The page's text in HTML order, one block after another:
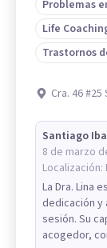
Problemas
Life
Trastornos
Cra. 46
Santiago
8 de marzo
Localización:
La Dra. Lina
dedicación y
sesión. Su
acogedor,